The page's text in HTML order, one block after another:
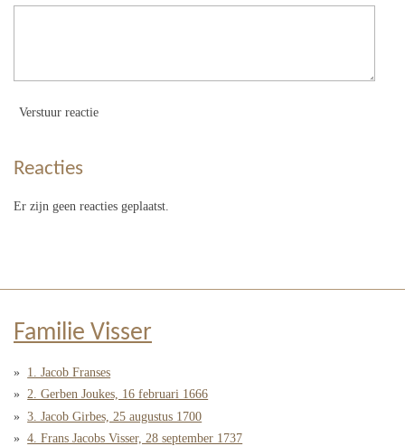
Verstuur reactie
Reacties
Er zijn geen reacties geplaatst.
Familie Visser
1. Jacob Franses
2. Gerben Joukes, 16 februari 1666
3. Jacob Girbes, 25 augustus 1700
4. Frans Jacobs Visser, 28 september 1737